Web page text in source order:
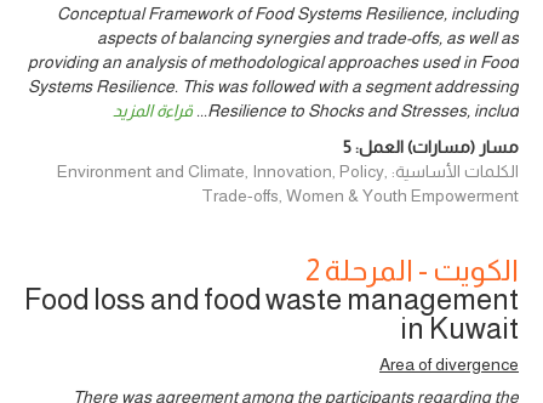
Conceptual Framework of Food Systems Resilience, including
aspects of balancing synergies and trade-offs, as well as
providing an analysis of methodological approaches used in Food
Systems Resilience. This was followed with a segment addressing
Resilience to Shocks and Stresses, includ
... قراءة المزيد
مسار (مسارات) العمل:5
الكلمات الأساسية: Environment and Climate, Innovation, Policy,
Trade-offs, Women & Youth Empowerment
الكويت - المرحلة 2
Food loss and food waste management
in Kuwait
Area of divergence
There was agreement among the participants regarding the